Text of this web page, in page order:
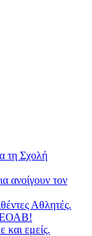
τη Σχολή
ανοίγουν τον
Αθλητές.
ΕΟΑΒ!
και εμείς.